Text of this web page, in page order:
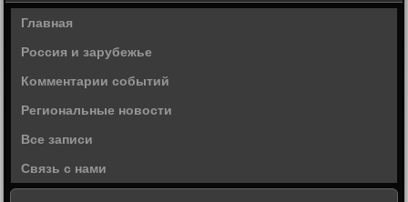
Главная
Россия и зарубежье
Комментарии событий
Региональные новости
Все записи
Связь с нами